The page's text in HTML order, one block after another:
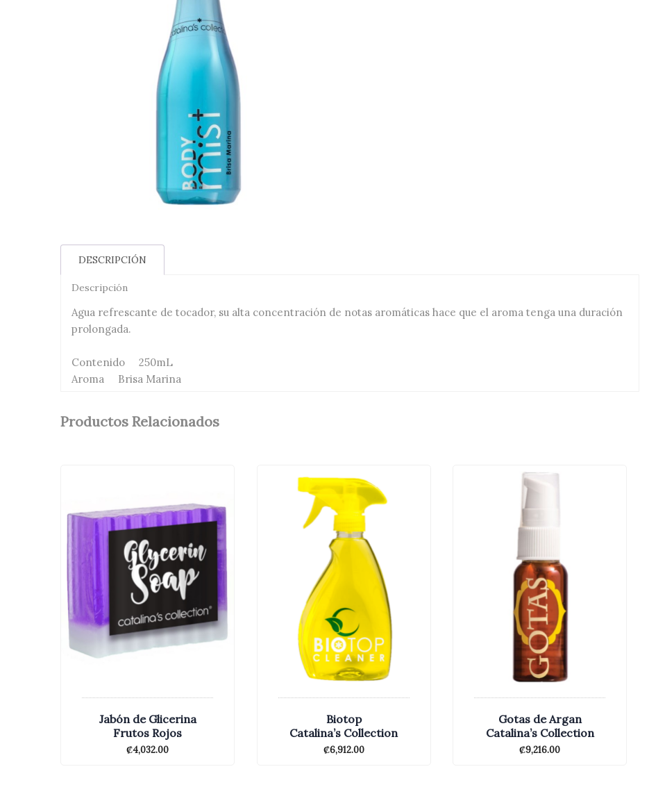
DESCRIPCIÓN
Descripción
Agua refrescante de tocador, su alta concentración de notas aromáticas hace que el aroma tenga una duración
prolongada.
Contenido 250mL
Aroma Brisa Marina
Productos Relacionados
Jabón de Glicerina
Frutos Rojos
₡4,032.00
Biotop
Catalina’s Collection
₡6,912.00
Gotas de Argan
Catalina’s Collection
₡9,216.00